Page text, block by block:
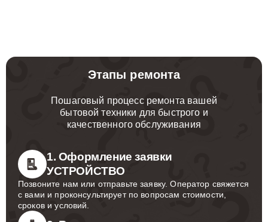
Этапы ремонта
Пошаговый процесс ремонта вашей
бытовой техники для быстрого и
качественного обслуживания
1. Оформление заявки
УСТРОЙСТВО
Позвоните нам или отправьте заявку. Оператор свяжется
с вами и проконсультирует по вопросам стоимости,
сроков и условий.